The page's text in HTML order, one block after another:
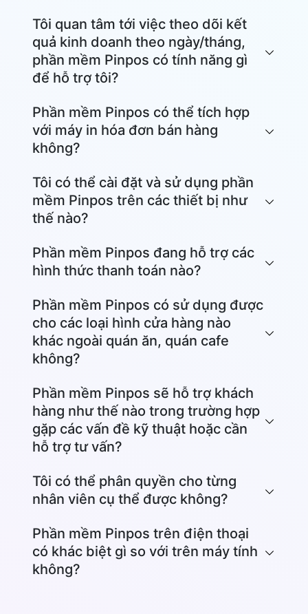
Tôi quan tâm tới việc theo dõi kết
quả kinh doanh theo ngày/tháng,
phần mềm Pinpos có tính năng gì
để hỗ trợ tôi?
Phần mềm Pinpos có thể tích hợp
với máy in hóa đơn bán hàng
không?
Hotline: 0934480344 Zalo
Tôi có thể cài đặt và sử dụng phần
mềm Pinpos trên các thiết bị như
thế nào?
Phần mềm quản lý quán cafe, quán ăn Pinpos được
thiết kế rất thuận tiện để bạn sử dụng trên trình
thoại hay máy tính bảng.
Đối với điện thoại, hãy truy cập App Store hoặc
Google Play để tải app Pinpos và sử dụng.
Phần mềm Pinpos đang hỗ trợ các
hình thức thanh toán nào?
Phần mềm Pinpos có sử dụng được
cho các loại hình cửa hàng nào
khác ngoài quán ăn, quán cafe
không?
Phần mềm Pinpos sẽ hỗ trợ khách
hàng như thế nào trong trường hợp
gặp các vấn đề kỹ thuật hoặc cần
hỗ trợ tư vấn?
0934480344
Tôi có thể phân quyền cho từng
nhân viên cụ thể được không?
Phần mềm Pinpos trên điện thoại
có khác biệt gì so với trên máy tính
không?